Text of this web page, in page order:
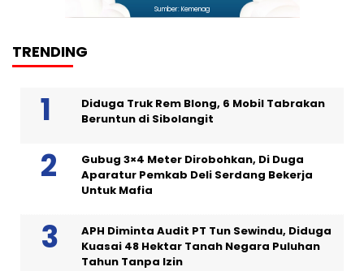
Sumber: Kemenag
TRENDING
Diduga Truk Rem Blong, 6 Mobil Tabrakan
Beruntun di Sibolangit
Gubug 3×4 Meter Dirobohkan, Di Duga
Aparatur Pemkab Deli Serdang Bekerja
Untuk Mafia
APH Diminta Audit PT Tun Sewindu, Diduga
Kuasai 48 Hektar Tanah Negara Puluhan
Tahun Tanpa Izin